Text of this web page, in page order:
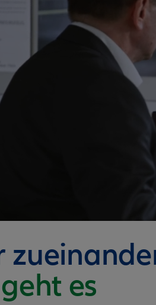
es